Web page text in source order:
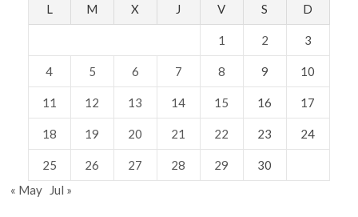
L M X J V S D
1 2 3
4 5 6 7 8 9 10
11 12 13 14 15 16 17
18 19 20 21 22 23 24
25 26 27 28 29
30
« May
Jul »